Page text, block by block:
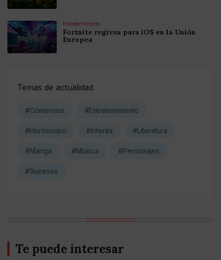
Entretenimiento
Fortnite regresa para iOS en la Unión
Europea
Temas de actualidad
#Comercios #Entretenimiento
#Horóscopo #Interés #Literatura
#Manga #Música #Personajes
#Sucesos
Te puede interesar